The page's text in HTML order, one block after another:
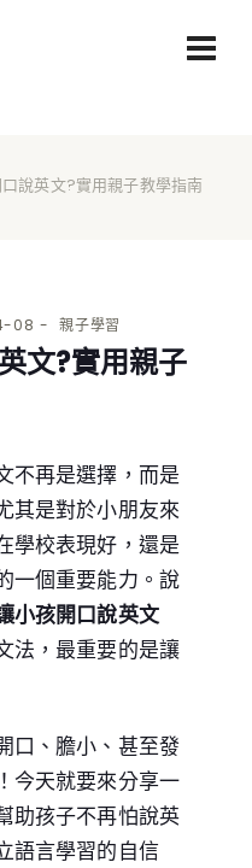
說英文?實用親子教學指南
08 親子學習
文?實用親子
不再是選擇，而是
其是對於小朋友來
學校表現好，還是
一個重要能力。說
小孩開口說英文
法，最重要的是讓
口、膽小、甚至發
今天就要來分享一
助孩子不再怕說英
語言學習的自信